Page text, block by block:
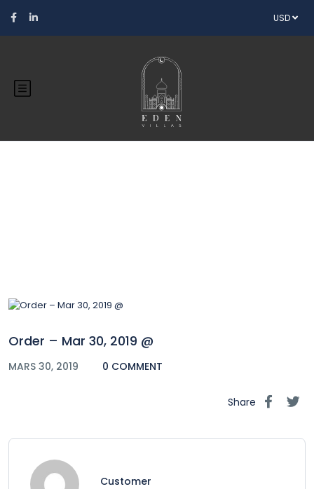
USD
Order – Mar 30, 2019 @
MARS 30, 2019 0 COMMENT
Share
Customer